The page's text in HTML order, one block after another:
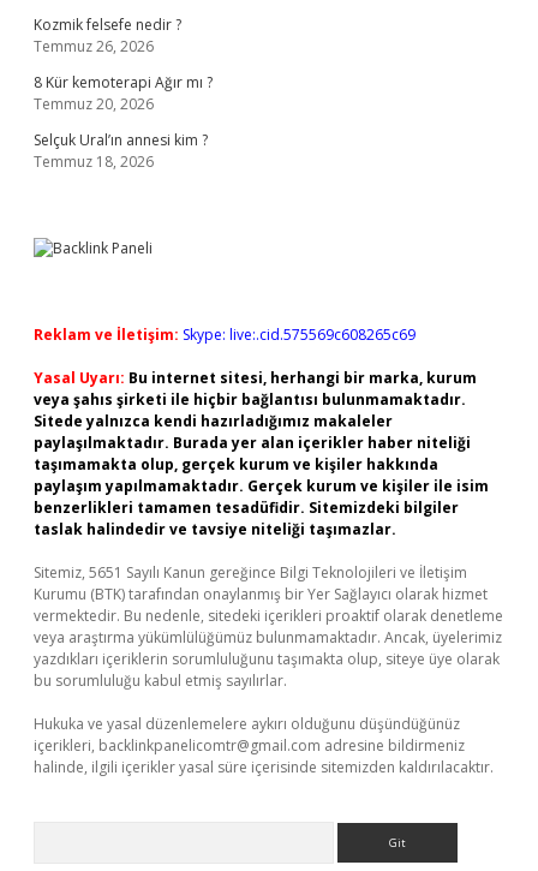
Kozmik felsefe nedir ?
Temmuz 26, 2026
8 Kür kemoterapi Ağır mı ?
Temmuz 20, 2026
Selçuk Ural’ın annesi kim ?
Temmuz 18, 2026
Reklam ve İletişim: Skype: live:.cid.575569c608265c69
Yasal Uyarı: Bu internet sitesi, herhangi bir marka, kurum
veya şahıs şirketi ile hiçbir bağlantısı bulunmamaktadır.
Sitede yalnızca kendi hazırladığımız makaleler
paylaşılmaktadır. Burada yer alan içerikler haber niteliği
taşımamakta olup, gerçek kurum ve kişiler hakkında
paylaşım yapılmamaktadır. Gerçek kurum ve kişiler ile isim
benzerlikleri tamamen tesadüfidir. Sitemizdeki bilgiler
taslak halindedir ve tavsiye niteliği taşımazlar.
Sitemiz, 5651 Sayılı Kanun gereğince Bilgi Teknolojileri ve İletişim
Kurumu (BTK) tarafından onaylanmış bir Yer Sağlayıcı olarak hizmet
vermektedir. Bu nedenle, sitedeki içerikleri proaktif olarak denetleme
veya araştırma yükümlülüğümüz bulunmamaktadır. Ancak, üyelerimiz
yazdıkları içeriklerin sorumluluğunu taşımakta olup, siteye üye olarak
bu sorumluluğu kabul etmiş sayılırlar.
Hukuka ve yasal düzenlemelere aykırı olduğunu düşündüğünüz
içerikleri, backlinkpanelicomtr@gmail.com adresine bildirmeniz
halinde, ilgili içerikler yasal süre içerisinde sitemizden kaldırılacaktır.